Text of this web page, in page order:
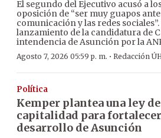
El segundo del Ejecutivo acusó a
oposición de “ser muy guapos
comunicación y las redes
lanzamiento de la candidatura de
intendencia de Asunción por la
Agosto 7, 2026 05:59 p. m. · Redacción
Política
Kemper plantea una ley de
capitalidad para
desarrollo de Asunción